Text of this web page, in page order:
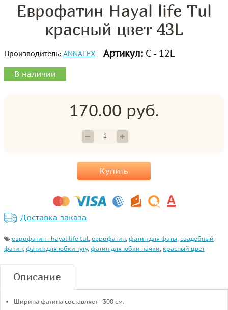
Еврофатин Hayal life Tul
красный цвет 43L
Производитель: ANNATEX Артикул: С - 12L
В наличии
170.00 руб.
Купить
Доставка заказа
еврофатин - hayal life tul, еврофатин, фатин для фаты, свадебный
фатин, фатин для юбки туту, фатин для юбки пачки, красный цвет
Описание
Ширина фатина составляет - 300 см.